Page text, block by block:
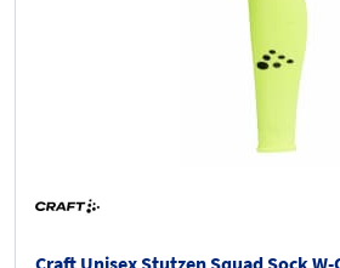
Craft Unisex Stutzen Squad Sock W-